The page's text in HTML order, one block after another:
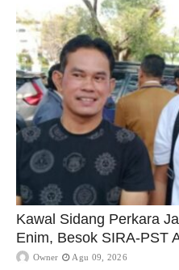
Kawal Sidang Perkara
Enim, Besok SIRA-PST
Owner Agu 09, 2026